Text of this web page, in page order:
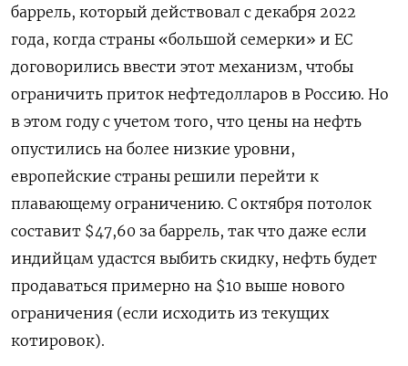
баррель, который действовал с декабря 2022
года, когда страны «большой семерки» и ЕС
договорились ввести этот механизм, чтобы
ограничить приток нефтедолларов в Россию. Но
в этом году с учетом того, что цены на нефть
опустились на более низкие уровни,
европейские страны решили перейти к
плавающему ограничению. С октября потолок
составит $47,60 за баррель, так что даже если
индийцам удастся выбить скидку, нефть будет
продаваться примерно на $10 выше нового
ограничения (если исходить из текущих
котировок).